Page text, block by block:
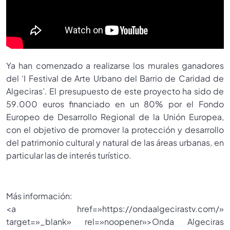
Ya han comenzado a realizarse los murales ganadores
del ‘I Festival de Arte Urbano del Barrio de Caridad de
Algeciras’. El presupuesto de este proyecto ha sido de
59.000 euros financiado en un 80% por el Fondo
Europeo de Desarrollo Regional de la Unión Europea,
con el objetivo de promover la protección y desarrollo
del patrimonio cultural y natural de las áreas urbanas, en
particular las de interés turístico.
Más información:
<a href=»https://ondaalgecirastv.com/»
target=»_blank» rel=»noopener»>Onda Algeciras